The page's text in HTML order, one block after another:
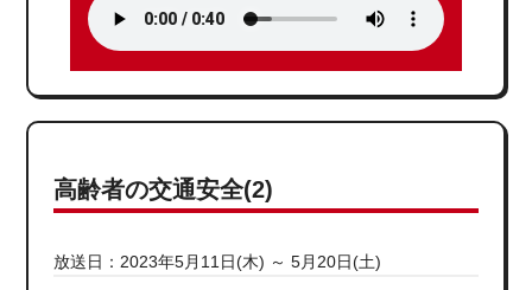
高齢者の交通安全(2)
放送日：2023年5月11日(木) ～ 5月20日(土)